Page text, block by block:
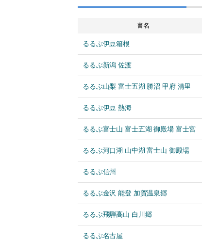
書名
るるぶ伊豆箱根
るるぶ新潟 佐渡
るるぶ山梨 富士五湖 勝沼 甲府 清里
るるぶ伊豆 熱海
るるぶ富士山 富士五湖 御殿場 富士宮
るるぶ河口湖 山中湖 富士山 御殿場
るるぶ信州
るるぶ金沢 能登 加賀温泉郷
るるぶ飛騨高山 白川郷
るるぶ名古屋